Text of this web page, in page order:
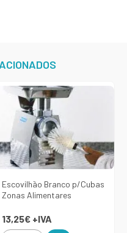
Escovilhão Branco p/Cubas
Zonas Alimentares
13,25€ +IVA